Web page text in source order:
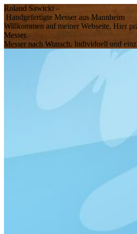
Roland Sawicki –
Handgefertigte Messer aus Mannheim
Willkommen auf meiner Webseite. Hier
Messer.
Messer nach Wunsch. Individuell und